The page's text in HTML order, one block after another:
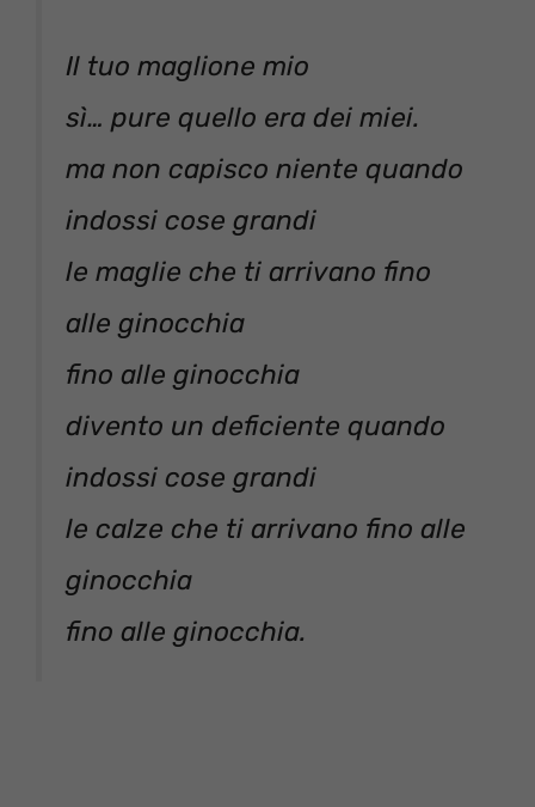
Il tuo maglione mio
sì… pure quello era dei miei.
ma non capisco niente quando
indossi cose grandi
le maglie che ti arrivano fino
alle ginocchia
fino alle ginocchia
divento un deficiente quando
indossi cose grandi
le calze che ti arrivano fino alle
ginocchia
fino alle ginocchia.